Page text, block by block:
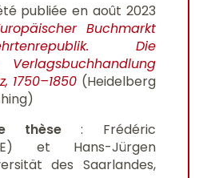
publiée en août 2023
Buchmarkt
Die
1750–1850 (Heidelberg
thèse : Frédéric
et Hans-Jürgen
des Saarlandes,